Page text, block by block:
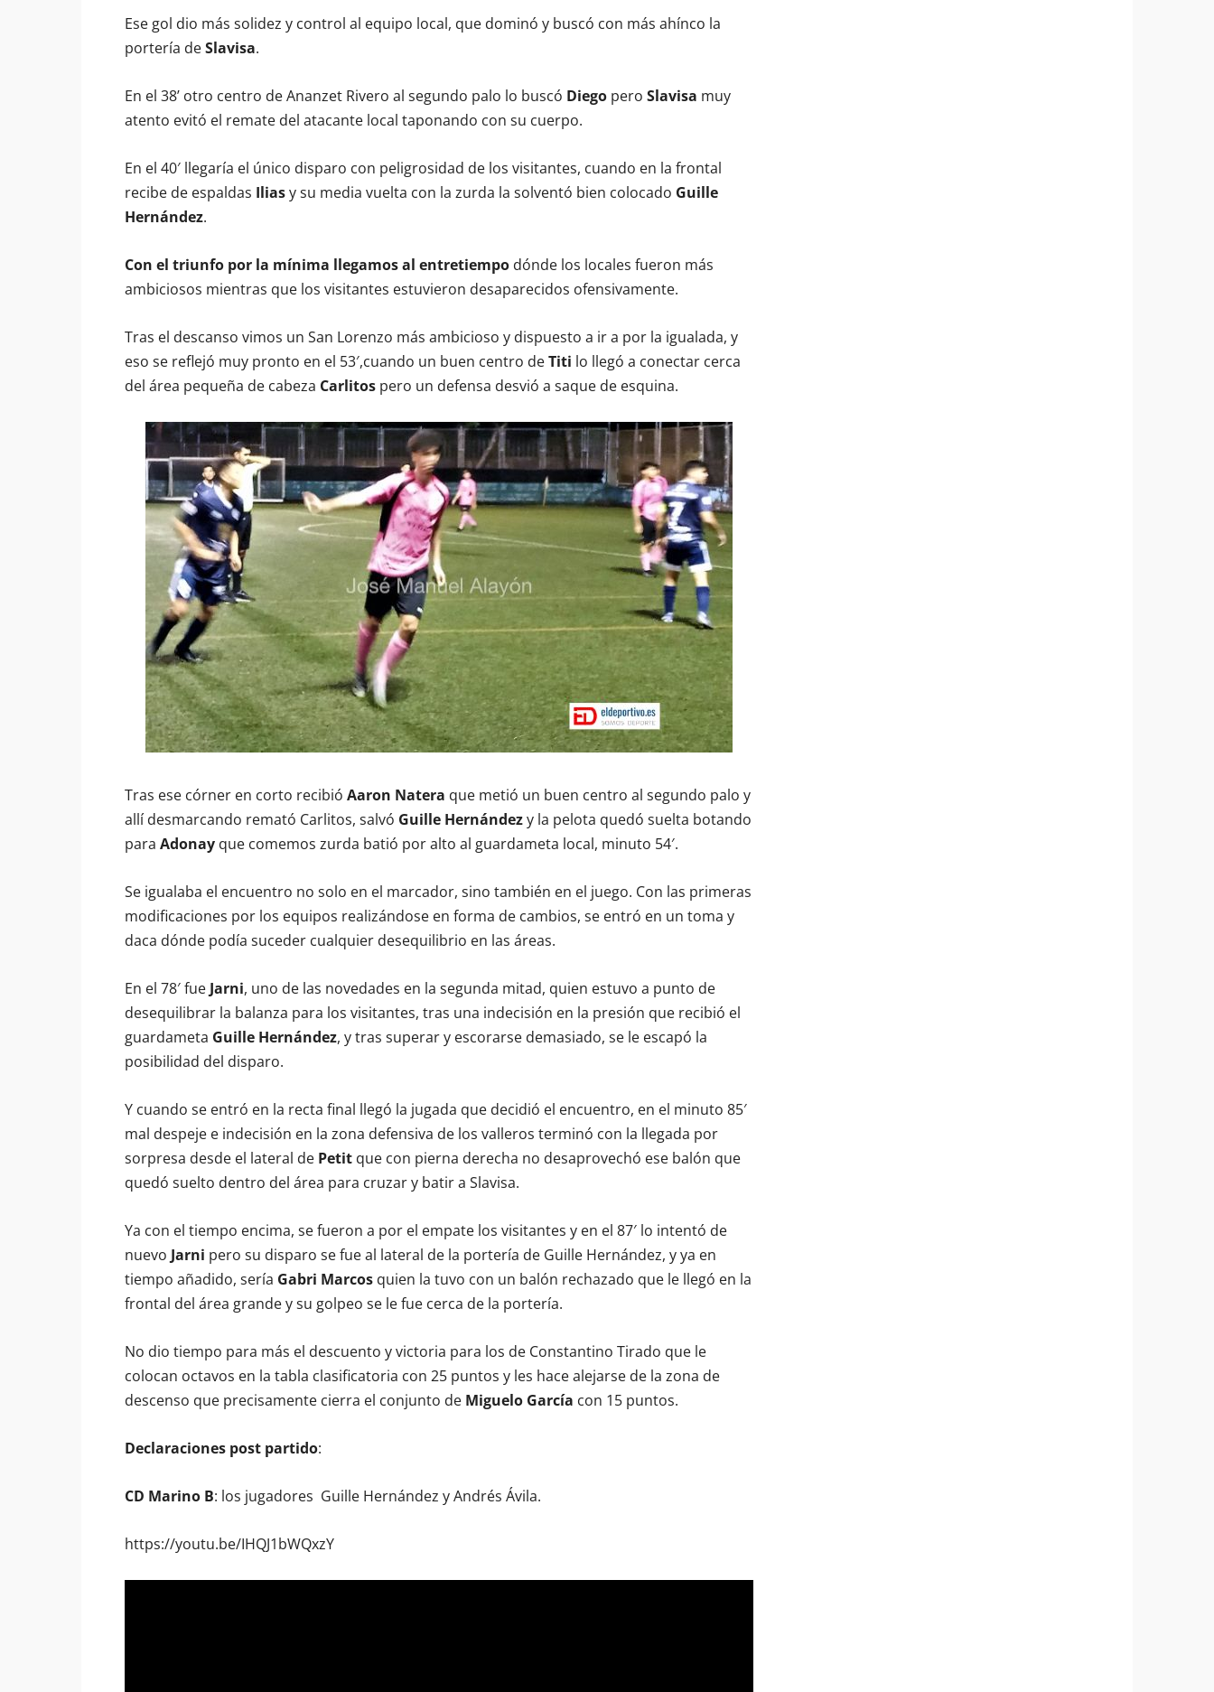
Ese gol dio más solidez y control al equipo local, que dominó y buscó con más ahínco la
portería deSlavisa.
En el 38’ otro centro de Ananzet Rivero al segundo palo lo buscó Diego pero Slavisa muy
atento evitó el remate del atacante local taponando con su cuerpo.
En el 40′ llegaría el único disparo con peligrosidad de los visitantes, cuando en la frontal
recibe de espaldas Iliasy su media vuelta con la zurda la solventó bien colocado Guille
Hernández.
Con el triunfo por la mínima llegamos al entretiempo dónde los locales fueron más
ambiciosos mientras que los visitantes estuvieron desaparecidos ofensivamente.
Tras el descanso vimos un San Lorenzo más ambicioso y dispuesto a ir a por la igualada, y
eso se reflejó muy pronto en el 53′,cuando un buen centro deTiti lo llegó a conectar cerca
del área pequeña de cabeza Carlitos pero un defensa desvió a saque de esquina.
Tras ese córner en corto recibió Aaron Natera que metió un buen centro al segundo palo y
allí desmarcando remató Carlitos, salvó Guille Hernándezy la pelota quedó suelta botando
para Adonay que comemos zurda batió por alto al guardameta local, minuto 54′.
Se igualaba el encuentro no solo en el marcador, sino también en el juego. Con las primeras
modificaciones por los equipos realizándose en forma de cambios, se entró en un toma y
daca dónde podía suceder cualquier desequilibrio en las áreas.
En el 78′ fue Jarni, uno de las novedades en la segunda mitad, quien estuvo a punto de
desequilibrar la balanza para los visitantes, tras una indecisión en la presión que recibió el
guardameta Guille Hernández, y tras superar y escorarse demasiado, se le escapó la
posibilidad del disparo.
Y cuando se entró en la recta final llegó la jugada que decidió el encuentro, en el minuto 85′
mal despeje e indecisión en la zona defensiva de los valleros terminó con la llegada por
sorpresa desde el lateral de Petit que con pierna derecha no desaprovechó ese balón que
quedó suelto dentro del área para cruzar y batir a Slavisa.
Ya con el tiempo encima, se fueron a por el empate los visitantes y en el 87′ lo intentó de
nuevo Jarni pero su disparo se fue al lateral de la portería de Guille Hernández, y ya en
tiempo añadido, sería Gabri Marcos quien la tuvo con un balón rechazado que le llegó en la
frontal del área grande y su golpeo se le fue cerca de la portería.
No dio tiempo para más el descuento y victoria para los de Constantino Tirado que le
colocan octavos en la tabla clasificatoria con 25 puntos y les hace alejarse de la zona de
descenso que precisamente cierra el conjunto de Miguelo García con 15 puntos.
Declaraciones post partido:
CD Marino B: los jugadores Guille Hernández y Andrés Ávila.
https://youtu.be/IHQJ1bWQxzY